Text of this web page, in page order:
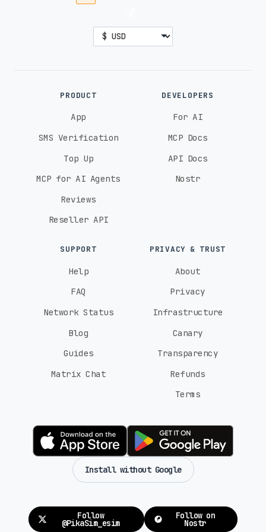
PRODUCT
App
SMS Verification
Top Up
MCP for AI Agents
Reviews
Reseller API
DEVELOPERS
For AI
MCP Docs
API Docs
Nostr
SUPPORT
Help
FAQ
Network Status
Blog
Guides
Matrix Chat
PRIVACY & TRUST
About
Privacy
Infrastructure
Canary
Transparency
Refunds
Terms
Install without Google
Follow
@PikaSim_esim
Follow on
Nostr